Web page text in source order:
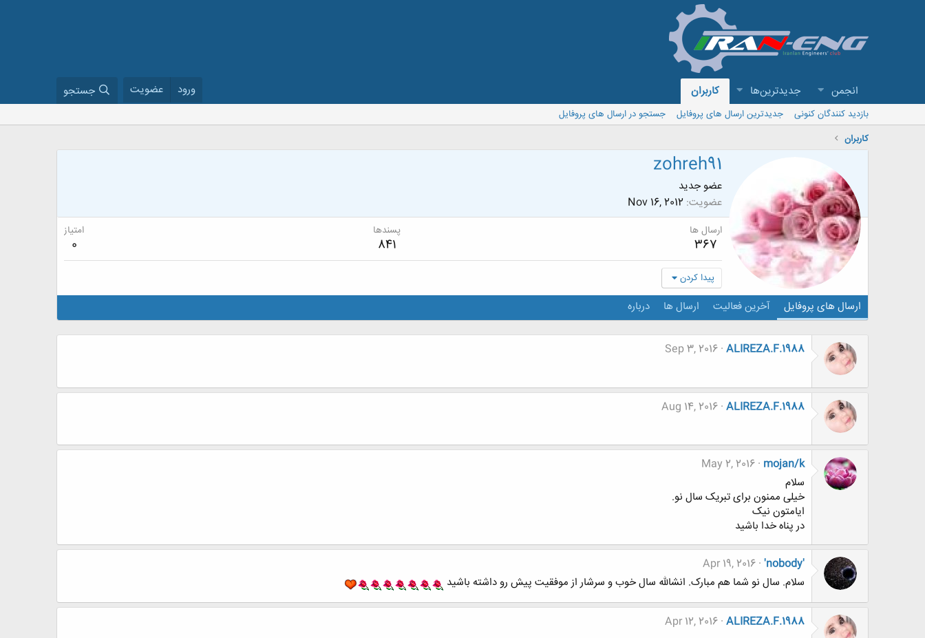
انجمن جدیدترین‌ها کاربران ورود عضویت جستجو
بازدید کنندگان کنونی جدیدترین ارسال های پروفایل
جستجو در ارسال های پروفایل
کاربران
zohreh91
عضو جدید
عضویت Nov 16, 2012
ارسال ها
367
پسندها
841
امتیاز
0
پیدا کردن
ارسال های پروفایل آخرین فعالیت ارسال ها درباره
ALIREZA.F.1988
Sep 3, 2016
ALIREZA.F.1988
Aug 14, 2016
mojan/k
May 2, 2016
سلام
خیلی ممنون برای تبریک سال نو.
ایامتون نیک
در پناه خدا باشید
'nobody'
Apr 19, 2016
سلام. سال نو شما هم مبارک. انشالله سال خوب و سرشار از موفقیت پیش رو داشته باشید
ALIREZA.F.1988
Apr 12, 2016